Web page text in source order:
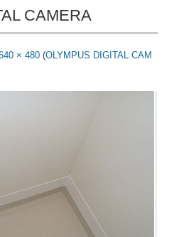
CAMERA
× 480 (OLYMPUS DIGITAL CAM